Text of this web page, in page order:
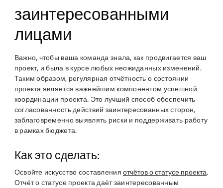
заинтересованными
лицами
Важно, чтобы ваша команда знала, как продвигается ваш
проект, и была в курсе любых неожиданных изменений.
Таким образом, регулярная отчётность о состоянии
проекта является важнейшим компонентом успешной
координации проекта. Это лучший способ обеспечить
согласованность действий заинтересованных сторон,
заблаговременно выявлять риски и поддерживать работу
в рамках бюджета.
Как это сделать:
Освойте искусство составленияотчётов о статусе проекта.
Отчёт о статусе проекта даёт заинтересованным